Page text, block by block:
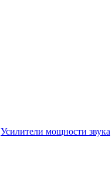
Усилители мощности звука